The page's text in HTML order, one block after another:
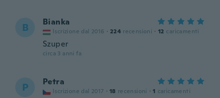
B Bianka
Iscrizione dal 2016 · 224 recensioni · 12 caricamenti
Szuper
circa 3 anni fa
P Petra
Iscrizione dal 2017 · 18 recensioni · 1 caricamenti